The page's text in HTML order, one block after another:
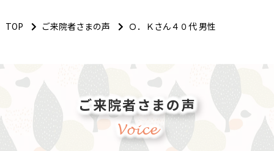
TOP ご来院者さまの声 Ｏ．Ｋさん４０代 男性
ご来院者さまの声
Voice